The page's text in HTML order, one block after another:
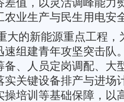
农业生产与民生用电安
大的新能源重点工程，
速组建青年攻坚突击队
备、人员定岗调配、大
实关键设备排产与进场
操培训等基础保障，以